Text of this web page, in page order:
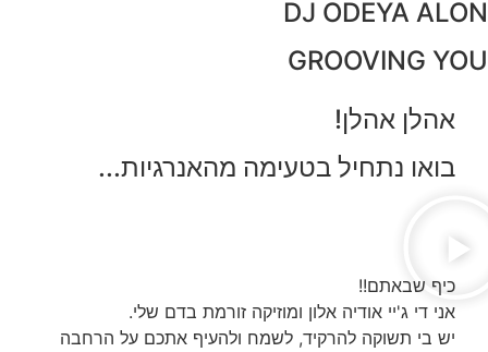
DJ ODEYA ALON
GROOVING YOU
אהלן אהלן!
בואו נתחיל בטעימה מהאנרגיות...
כיף שבאתם!!
אני די ג'יי אודיה אלון ומוזיקה זורמת בדם שלי.
יש בי תשוקה להרקיד, לשמח ולהעיף אתכם על הרחבה